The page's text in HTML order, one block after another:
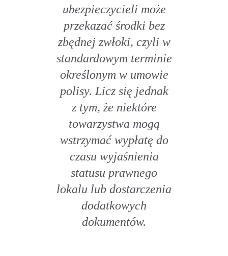
ubezpieczycieli może
przekazać środki bez
zbędnej zwłoki, czyli w
standardowym terminie
określonym w umowie
polisy. Licz się jednak
z tym, że niektóre
towarzystwa mogą
wstrzymać wypłatę do
czasu wyjaśnienia
statusu prawnego
lokalu lub dostarczenia
dodatkowych
dokumentów.